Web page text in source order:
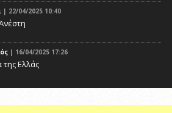
| 22/04/2025 10:40
| 16/04/2025 17:26
Ελλάς